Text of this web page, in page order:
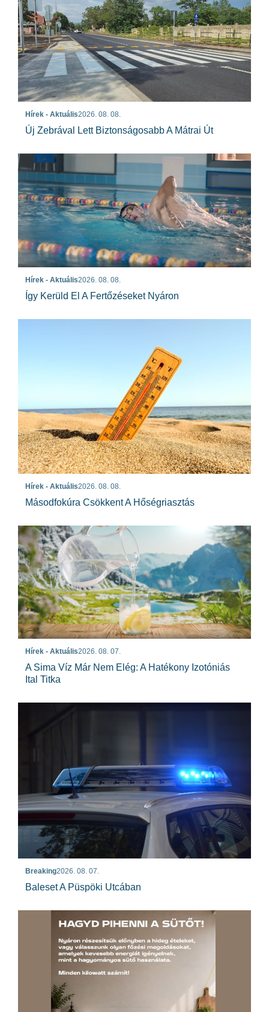
Hírek - Aktuális2026. 08. 08.
Új Zebrával Lett Biztonságosabb A Mátrai Út
Hírek - Aktuális2026. 08. 08.
Így Kerüld El A Fertőzéseket Nyáron
Hírek - Aktuális2026. 08. 08.
Másodfokúra Csökkent A Hőségriasztás
Hírek - Aktuális2026. 08. 07.
A Sima Víz Már Nem Elég: A Hatékony Izotóniás
Ital Titka
Breaking2026. 08. 07.
Baleset A Püspöki Utcában